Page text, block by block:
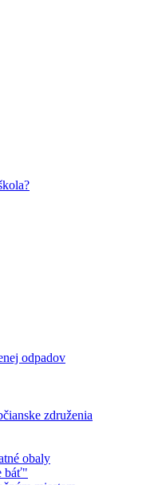
odpadov
združenia
obaly
báť"